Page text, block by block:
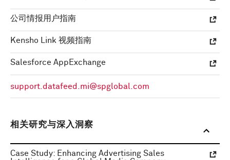
公司情报用户指南
Kensho Link 视频指南
Salesforce AppExchange
support.datafeed.mi@spglobal.com
相关研究与深入洞察
Case Study: Enhancing Advertising Sales